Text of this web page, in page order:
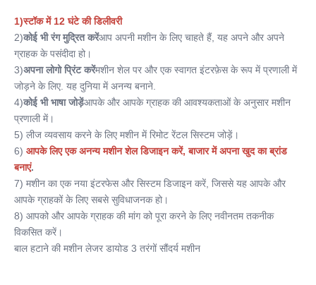
1)स्टॉक में 12 घंटे की डिलीवरी
2)कोई भी रंग मुद्रित करेंआप अपनी मशीन के लिए चाहते हैं, यह अपने और अपने
ग्राहक के पसंदीदा हो।
3)अपना लोगो प्रिंट करेंमशीन शेल पर और एक स्वागत इंटरफ़ेस के रूप में प्रणाली में
जोड़ने के लिए. यह दुनिया में अनन्य बनाने.
4)कोई भी भाषा जोड़ेंआपके और आपके ग्राहक की आवश्यकताओं के अनुसार मशीन
प्रणाली में।
5) लीज व्यवसाय करने के लिए मशीन में रिमोट रेंटल सिस्टम जोड़ें।
6) आपके लिए एक अनन्य मशीन शेल डिजाइन करें, बाजार में अपना खुद का ब्रांड
बनाएं.
7) मशीन का एक नया इंटरफेस और सिस्टम डिजाइन करें, जिससे यह आपके और
आपके ग्राहकों के लिए सबसे सुविधाजनक हो।
8) आपको और आपके ग्राहक की मांग को पूरा करने के लिए नवीनतम तकनीक
विकसित करें।
बाल हटाने की मशीन लेजर डायोड 3 तरंगों सौंदर्य मशीन